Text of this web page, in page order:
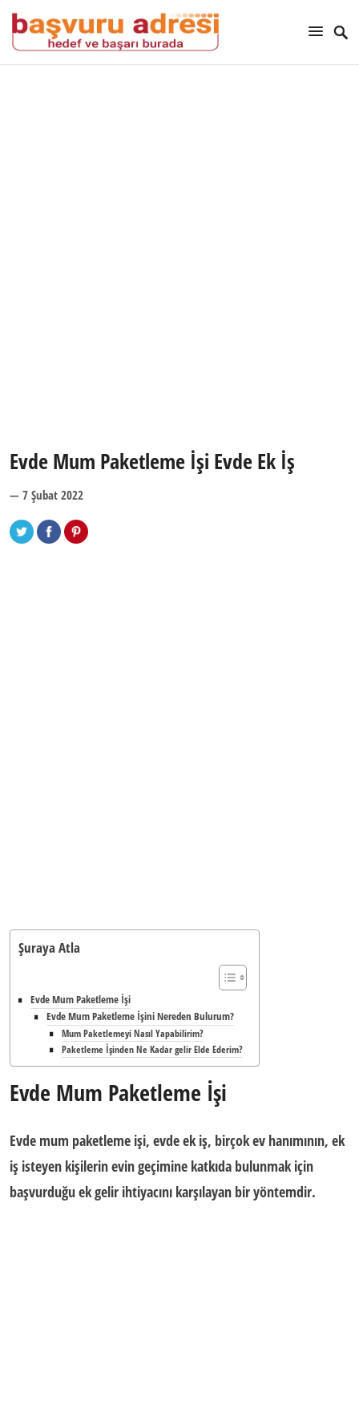
Evde Mum Paketleme İşi Evde Ek İş
— 7 Şubat 2022
Şuraya Atla
Evde Mum Paketleme İşi
Evde Mum Paketleme İşini Nereden Bulurum?
Mum Paketlemeyi Nasıl Yapabilirim?
Paketleme İşinden Ne Kadar gelir Elde Ederim?
Evde Mum Paketleme İşi
Evde mum paketleme işi, evde ek iş, birçok ev hanımının, ek
iş isteyen kişilerinevin geçimine katkıda bulunmak için
başvurduğuek gelir ihtiyacını karşılayan bir yöntemdir.